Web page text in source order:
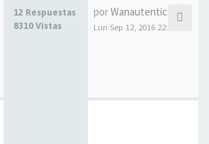
12 Respuestas
8310 Vistas
porWanautentico
Lun Sep 12, 2016 22:15